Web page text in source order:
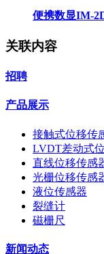
便携数显IM-
关联内容
招聘
产品展示
接触式位移传
LVDT差动式
直线位移传感
光栅位移传感
液位传感器
裂缝计
磁栅尺
新闻动态